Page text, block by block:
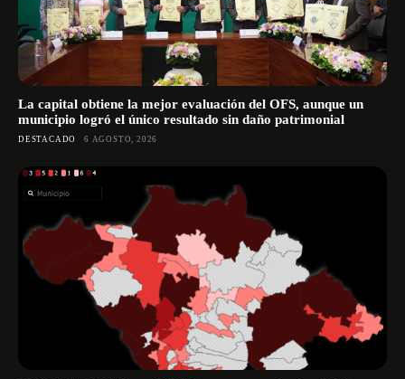
La capital obtiene la mejor evaluación del OFS, aunque un
municipio logró el único resultado sin daño patrimonial
DESTACADO 6 AGOSTO, 2026